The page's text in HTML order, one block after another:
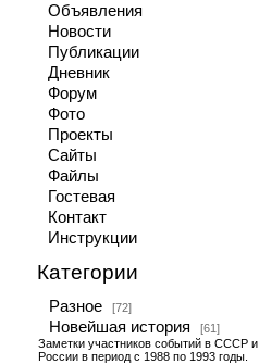
Объявления
Новости
Публикации
Дневник
Форум
Фото
Проекты
Сайты
Файлы
Гостевая
Контакт
Инструкции
Категории
Разное [72]
Новейшая история
[61]
Заметки участников событий в СССР и
России в период с 1988 по 1993 годы.